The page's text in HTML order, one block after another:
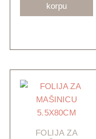
korpu
FOLIJA ZA